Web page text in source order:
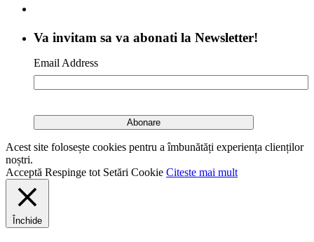
Va invitam sa va abonati la Newsletter!
Email Address
Acest site folosește cookies pentru a îmbunătăți experiența clienților
noștri.
Acceptă Respinge tot Setări Cookie Citeste mai mult
Închide